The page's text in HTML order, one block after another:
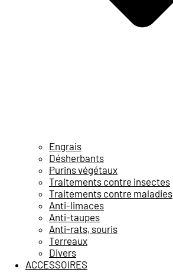
Engrais
Désherbants
Purins végétaux
Traitements contre insectes
Traitements contre maladies
Anti-limaces
Anti-taupes
Anti-rats, souris
Terreaux
Divers
ACCESSOIRES